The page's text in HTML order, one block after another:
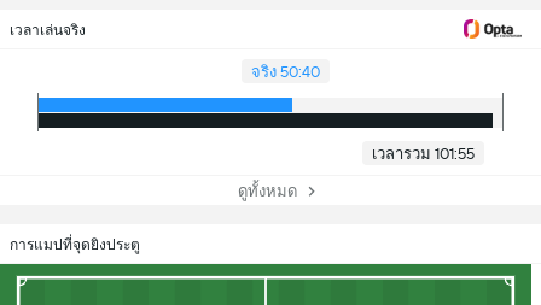
เวลาเล่นจริง
จริง 50:40
เวลารวม 101:55
ดูทั้งหมด
การแมปที่จุดยิงประตู